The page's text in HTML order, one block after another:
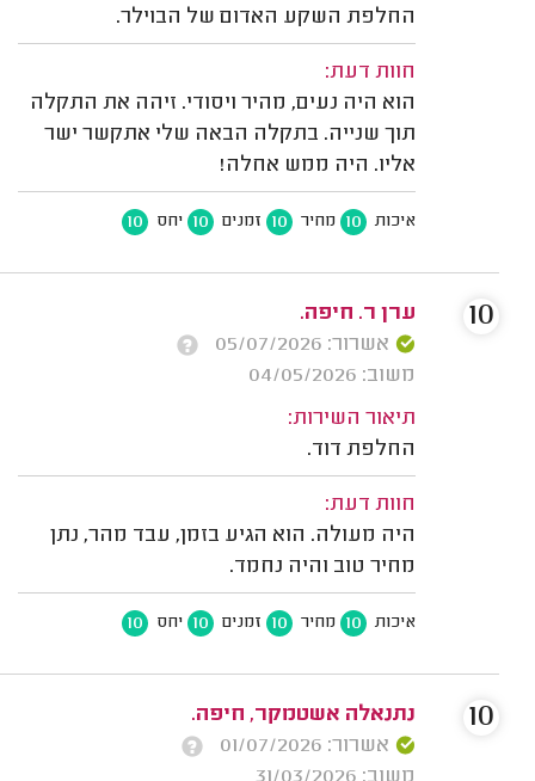
החלפת השקע האדום של הבוילר.
חוות דעת:
הוא היה נעים, מהיר ויסודי. זיהה את התקלה
תוך שנייה. בתקלה הבאה שלי אתקשר ישר
אליו. היה ממש אחלה!
איכות 10 מחיר 10 זמנים 10 יחס 10
ערן ר. חיפה.
אשרור: 05/07/2026
משוב: 04/05/2026
תיאור השירות:
החלפת דוד.
חוות דעת:
היה מעולה. הוא הגיע בזמן, עבד מהר, נתן
מחיר טוב והיה נחמד.
איכות 10 מחיר 10 זמנים 10 יחס 10
10
נתנאלה אשטמקר, חיפה.
אשרור: 01/07/2026
10